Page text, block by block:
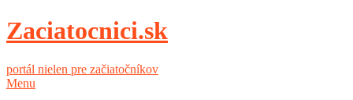
Zaciatocnici.sk
portál nielen pre začiatočníkov
Menu